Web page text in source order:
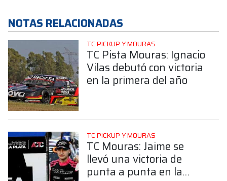
NOTAS RELACIONADAS
TC PICKUP Y MOURAS
TC Pista Mouras: Ignacio
Vilas debutó con victoria
en la primera del año
TC PICKUP Y MOURAS
TC Mouras: Jaime se
llevó una victoria de
punta a punta en la